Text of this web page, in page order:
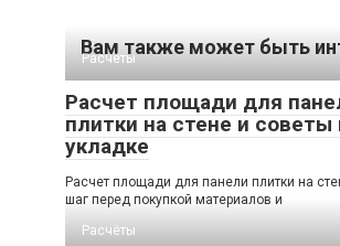
Вам также может быть
Расчёты
Расчет площади для
плитки на стене и советы
укладке
Расчет площади для панели плитки на
шаг перед покупкой материалов и
Расчёты